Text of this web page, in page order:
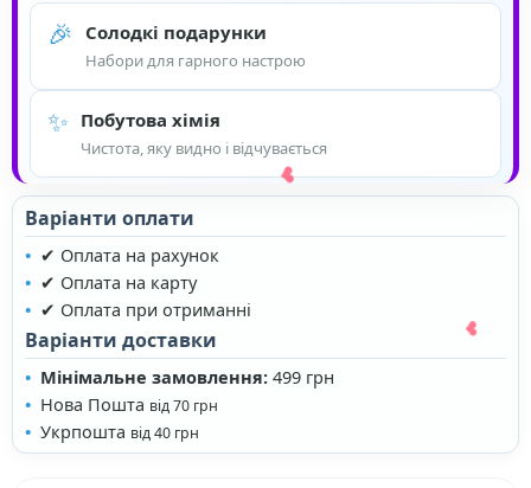
🎉 Солодкі подарунки
Набори для гарного настрою
✨ Побутова хімія
Чистота, яку видно і відчувається
Варіанти оплати
✔ Оплата на рахунок
✔ Оплата на карту
✔ Оплата при отриманні
Варіанти доставки
Мінімальне замовлення: 499 грн
Нова Пошта від 70 грн
Укрпошта від 40 грн